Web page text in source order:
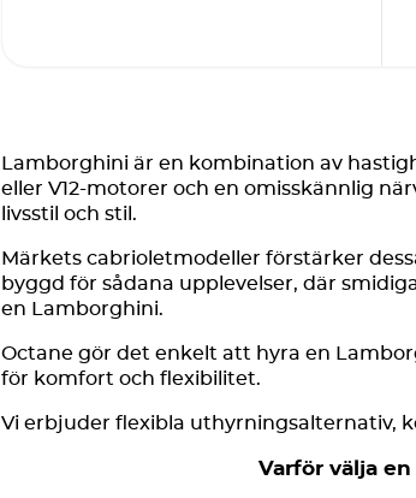
Lamborghini är en kombination av
eller V12-motorer och en omisskännlig
livsstil och stil.
Märkets cabrioletmodeller förstärker
byggd för sådana upplevelser, där
en Lamborghini.
Octane gör det enkelt att hyra en
för komfort och flexibilitet.
Vi erbjuder flexibla uthyrningsalternativ,
Varför välja